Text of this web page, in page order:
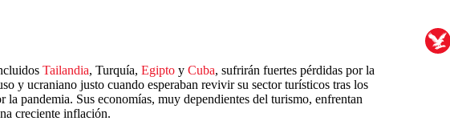
Tailandia, Turquía, Egipto y Cuba, sufrirán fuertes pérdidas por la
y ucraniano justo cuando esperaban revivir su sector turísticos tras los
la pandemia. Sus economías, muy dependientes del turismo, enfrentan
creciente inflación.